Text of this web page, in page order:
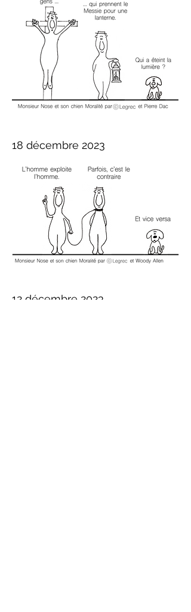
18 décembre 2023
12 décembre 2023